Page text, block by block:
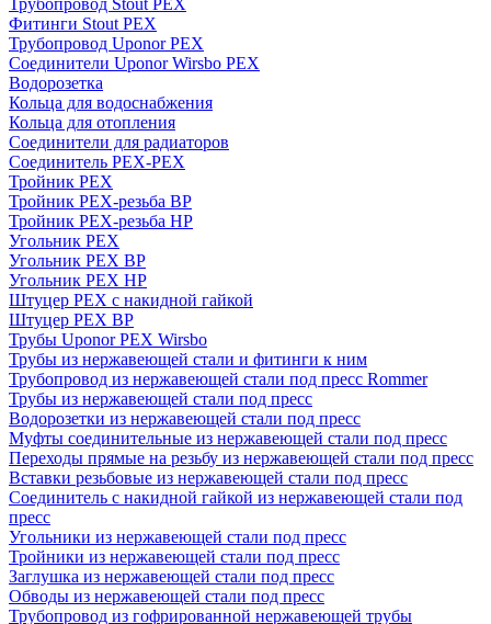
Фитинги Stout PEX
Трубопровод Uponor PEX
Соединители Uponor Wirsbo PEX
Водорозетка
Кольца для водоснабжения
Кольца для отопления
Соединители для радиаторов
Соединитель PEX-PEX
Тройник PEX
Тройник PEX-резьба ВР
Тройник PEX-резьба НР
Угольник PEX
Угольник PEX ВР
Угольник PEX НР
Штуцер PEX c накидной гайкой
Штуцер PEX ВР
Трубы Uponor PEX Wirsbo
Трубы из нержавеющей стали и фитинги к ним
Трубопровод из нержавеющей стали под пресс Rommer
Трубы из нержавеющей стали под пресс
Водорозетки из нержавеющей стали под пресс
Муфты соединительные из нержавеющей стали под пресс
Переходы прямые на резьбу из нержавеющей стали под пресс
Вставки резьбовые из нержавеющей стали под пресс
Соединитель с накидной гайкой из нержавеющей стали под
пресс
Угольники из нержавеющей стали под пресс
Тройники из нержавеющей стали под пресс
Заглушка из нержавеющей стали под пресс
Обводы из нержавеющей стали под пресс
Трубопровод из гофрированной нержавеющей трубы